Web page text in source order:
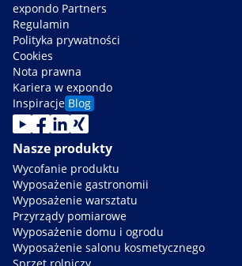
expondo Partners
Regulamin
Polityka prywatności
Cookies
Nota prawna
Kariera w expondo
Inspiracje Blog
Nasze produkty
Wycofanie produktu
Wyposażenie gastronomii
Wyposażenie warsztatu
Przyrządy pomiarowe
Wyposażenie domu i ogrodu
Wyposażenie salonu kosmetycznego